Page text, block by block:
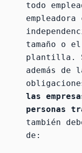
todo
empleadora
tamaño o
plantilla.
además de
las
también
de: